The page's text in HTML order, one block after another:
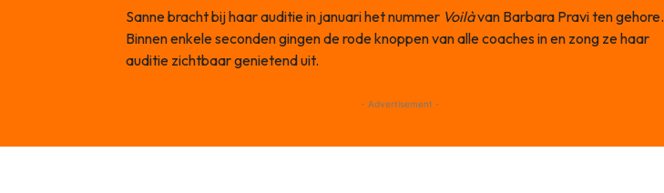
Sanne bracht bij haar auditie in januari het nummer Voilàvan Barbara Pravi ten gehore.
Binnen enkele seconden gingen de rode knoppen van alle coaches in en zong ze haar
auditie zichtbaar genietend uit.
- Advertisement -